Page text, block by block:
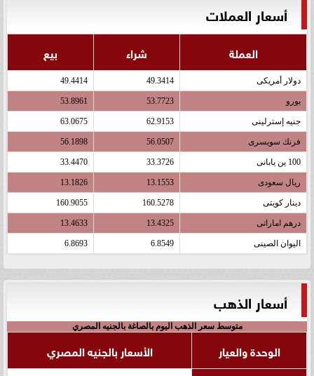
أسعار العملات
العملة شراء بيع
دولار أمريكى 49.3414
49.4414
يورو 53.7723
53.8961
جنيه إسترلينى 62.9153
63.0675
فرنك سويسرى 56.0507
56.1898
100 ين يابانى 33.3726
33.4470
ريال سعودى 13.1553
13.1826
دينار كويتى 160.5278
160.9055
درهم اماراتى 13.4325
13.4633
اليوان الصينى 6.8549
6.8693
أسعار الذهب
متوسط سعر الذهب اليوم بالصاغة بالجنيه المصري
الوحدة والعيار
الأسعار بالجنيه المصري